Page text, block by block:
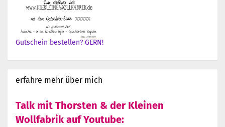
Gutschein bestellen? GERN!
erfahre mehr über mich
Talk mit Thorsten & der Kleinen
Wollfabrik auf Youtube: